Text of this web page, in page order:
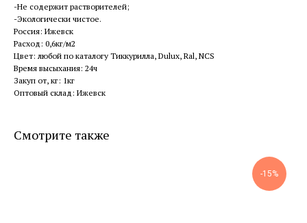
-Не содержит растворителей;
-Экологически чистое.
Россия: Ижевск
Расход: 0,6кг/м2
Цвет: любой по каталогу Тиккурилла, Dulux, Ral, NCS
Время высыхания: 24ч
Закуп от, кг: 1кг
Оптовый склад: Ижевск
Смотрите также
-15%